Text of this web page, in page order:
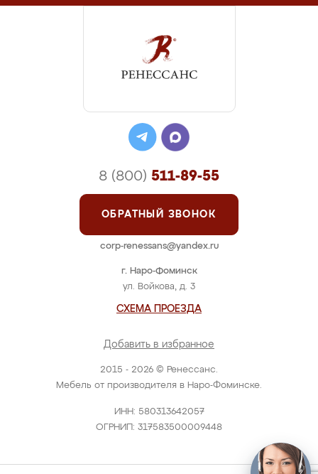
2015 - 2026 © Ренессанс.
Мебель от производителя в Наро-Фоминске.
ИНН: 580313642057
ОГРНИП: 317583500009448
г. Наро-Фоминск
ул. Войкова, д. 3
СХЕМА ПРОЕЗДА
Добавить в избранное
8 (800) 511-89-55
ОБРАТНЫЙ ЗВОНОК
corp-renessans@yandex.ru